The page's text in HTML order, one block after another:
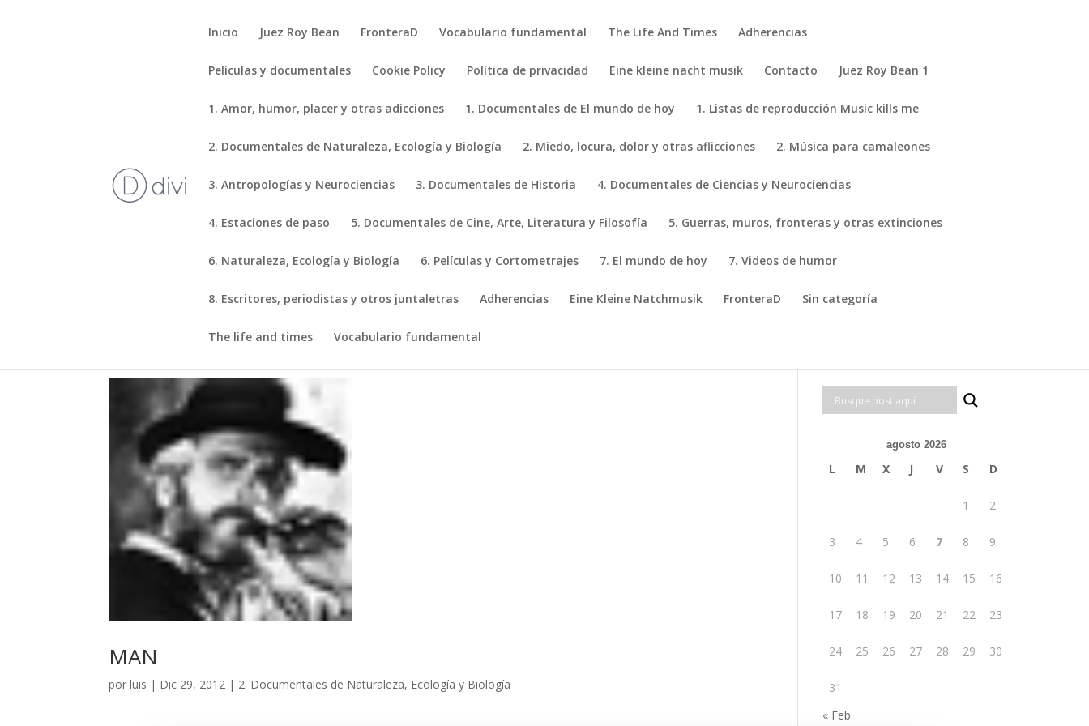
Inicio Juez Roy Bean FronteraD Vocabulario fundamental The Life And Times Adherencias
Películas y documentales Cookie Policy Política de privacidad Eine kleine nacht musik Contacto Juez Roy Bean 1
1. Amor, humor, placer y otras adicciones 1. Documentales de El mundo de hoy 1. Listas de reproducción Music kills me
2. Documentales de Naturaleza, Ecología y Biología 2. Miedo, locura, dolor y otras aflicciones 2. Música para camaleones
3. Antropologías y Neurociencias 3. Documentales de Historia 4. Documentales de Ciencias y Neurociencias
4. Estaciones de paso 5. Documentales de Cine, Arte, Literatura y Filosofía 5. Guerras, muros, fronteras y otras extinciones
6. Naturaleza, Ecología y Biología 6. Películas y Cortometrajes 7. El mundo de hoy 7. Videos de humor
8. Escritores, periodistas y otros juntaletras Adherencias Eine Kleine Natchmusik FronteraD Sin categoría
The life and times Vocabulario fundamental
MAN
porluis | Dic 29, 2012 | 2. Documentales de Naturaleza, Ecología y Biología
agosto 2026
L M X J V S D
1 2
3 4 5 6 7 8 9
10 11 12 13 14 15 16
17 18 19 20 21 22 23
24 25 26 27 28 29 30
31
« Feb